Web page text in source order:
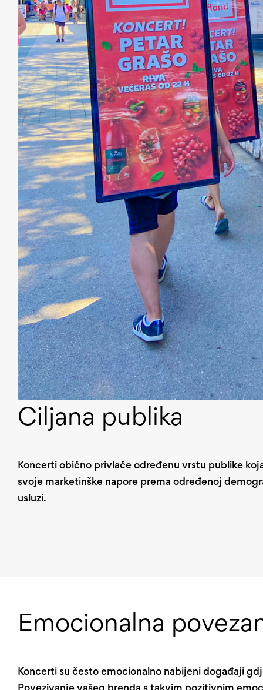
Ciljana publika
Koncerti obično privlače određenu vrstu publike
svoje marketinške napore prema određenoj
usluzi.
Emocionalna
Koncerti su često emocionalno nabijeni događaji
Povezivanje vašeg brenda s takvim pozitivnim